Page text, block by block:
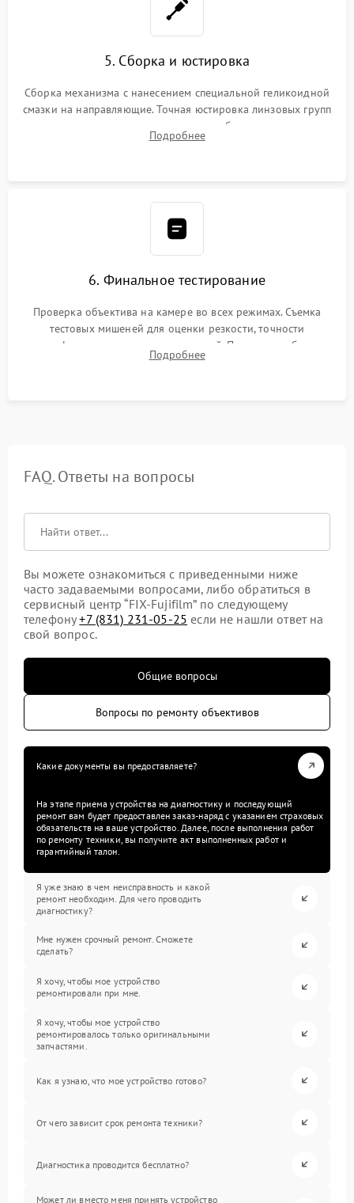
5. Сборка и юстировка
Сборка механизма с нанесением специальной геликоидной
смазки на направляющие. Точная юстировка линзовых групп
программным или механическим способом для устранения
бэк
Подробнее
6. Финальное тестирование
Проверка объектива на камере во всех режимах. Съемка
тестовых мишеней для оценки резкости, точности
автофокуса и отсутствия искажений. Проверка работы
диафрагмы на закрытых значениях и тестирование
Подробнее
FAQ. Ответы на вопросы
Вы можете ознакомиться с приведенными ниже
часто задаваемыми вопросами, либо обратиться в
сервисный центр “FIX-Fujifilm” по следующему
телефону+7 (831) 231-05-25 если не нашли ответ на
свой вопрос.
Общие вопросы
Вопросы по ремонту объективов
Какие документы вы предоставляете?
На этапе приема устройства на диагностику и последующий
ремонт вам будет предоставлен заказ-наряд с указанием страховых
обязательств на ваше устройство. Далее, после выполнения работ
по ремонту техники, вы получите акт выполненных работ и
гарантийный талон.
Я уже знаю в чем неисправность и какой
ремонт необходим. Для чего проводить
диагностику?
Мне нужен срочный ремонт. Сможете
сделать?
Я хочу, чтобы мое устройство
ремонтировали при мне.
Я хочу, чтобы мое устройство
ремонтировалось только оригинальными
запчастями.
Как я узнаю, что мое устройство готово?
От чего зависит срок ремонта техники?
Диагностика проводится бесплатно?
Может ли вместо меня принять устройство